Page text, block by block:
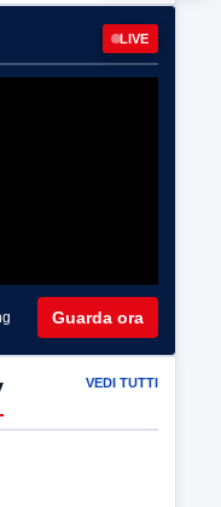
LIVE
Guarda ora
VEDI TUTTI